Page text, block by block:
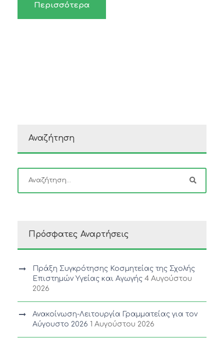
Περισσότερα
Αναζήτηση
Πρόσφατες Αναρτήσεις
Πράξη Συγκρότησης Κοσμητείας της Σχολής
Επιστημών Υγείας και Αγωγής 4 Αυγούστου
2026
Ανακοίνωση-Λειτουργία Γραμματείας για τον
Αύγουστο 2026 1 Αυγούστου 2026